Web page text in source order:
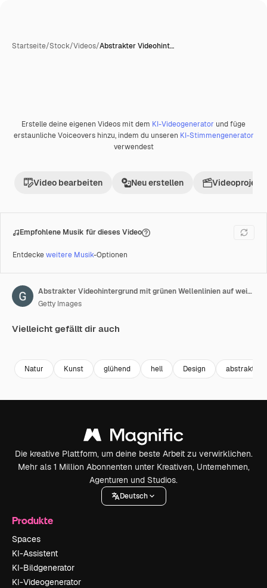
Startseite/Stock/Videos/Abstrakter Videohint…
Premium
Erstelle deine eigenen Videos mit dem KI-Videogenerator und füge
erstaunliche Voiceovers hinzu, indem du unseren KI-Stimmengenerator
verwendest
Video bearbeiten Neu erstellen Videoprojekt
Empfohlene Musik für dieses Video
Entdeckeweitere Musik-Optionen
Abstrakter Videohintergrund mit grünen Wellenlinien auf weißem Hintergrund, Aufwärtsbewegung, nahtlose Schleife
Getty Images
Vielleicht gefällt dir auch
Natur Kunst glühend hell Design abstrakt
Die kreative Plattform, um deine beste Arbeit zu verwirklichen.
Mehr als 1 Million Abonnenten unter Kreativen, Unternehmen,
Agenturen und Studios.
Deutsch
Produkte
Spaces
KI-Assistent
KI-Bildgenerator
KI-Videogenerator